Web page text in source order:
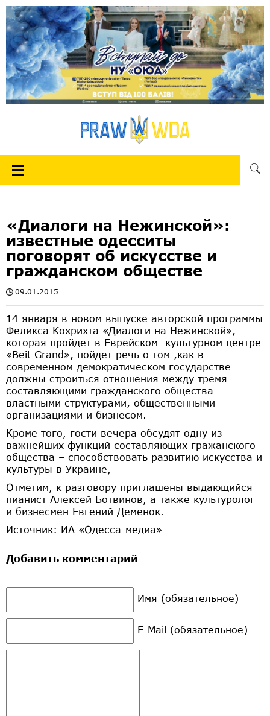
«Диалоги на Нежинской»:
известные одесситы
поговорят об искусстве и
гражданском обществе
09.01.2015
14 января в новом выпуске авторской программы
Феликса Кохрихта «Диалоги на Нежинской»,
которая пройдет в Еврейском культурном центре
«Beit Grand», пойдет речь о том ,как в
современном демократическом государстве
должны строиться отношения между тремя
составляющими гражданского общества –
властными структурами, общественными
организациями и бизнесом.
Кроме того, гости вечера обсудят одну из
важнейших функций составляющих гражанского
общества – способствовать развитию искусства и
культуры в Украине,
Отметим, к разговору приглашены выдающийся
пианист Алексей Ботвинов, а также культуролог
и бизнесмен Евгений Деменок.
Источник: ИА «Одесса-медиа»
Добавить комментарий
Имя (обязательное)
E-Mail (обязательное)